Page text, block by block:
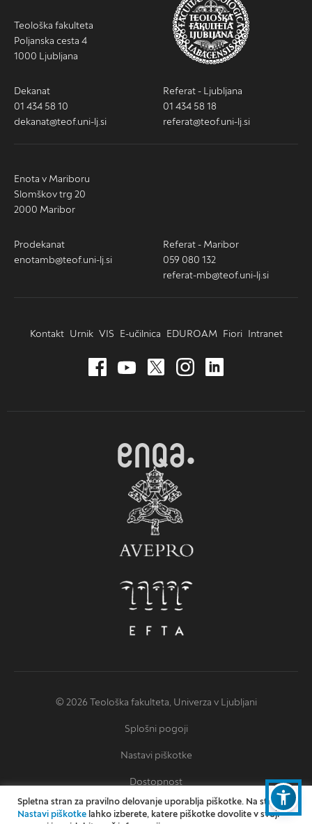
Teološka fakulteta
Poljanska cesta 4
1000 Ljubljana
Dekanat
01 434 58 10
dekanat@teof.uni-lj.si
Referat - Ljubljana
01 434 58 18
referat@teof.uni-lj.si
Enota v Mariboru
Slomškov trg 20
2000 Maribor
Prodekanat
enotamb@teof.uni-lj.si
Referat - Maribor
059 080 132
referat-mb@teof.uni-lj.si
Kontakt Urnik VIS E-učilnica EDUROAM Fiori Intranet
© 2026 Teološka fakulteta, Univerza v Ljubljani
Splošni pogoji
Nastavi piškotke
Dostopnost
Izjava o dostopnosti
Spletna stran za pravilno delovanje uporablja piškotke. Na strani
Nastavi piškotke lahko izberete, katere piškotke dovolite v svoji